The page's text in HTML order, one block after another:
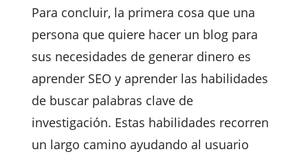
Para concluir, la primera cosa que una
persona que quiere hacer un blog para
sus necesidades de generar dinero es
aprender SEO y aprender las habilidades
de buscar palabras clave de
investigación. Estas habilidades recorren
un largo camino ayudando al usuario